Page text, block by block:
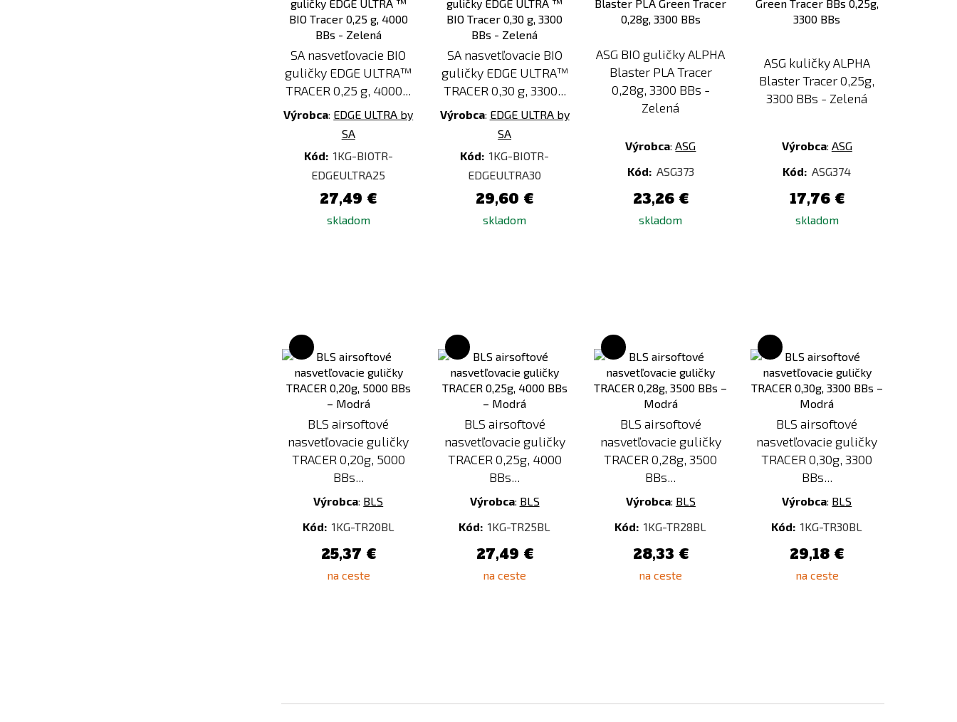
SA nasvetľovacie BIO
guličky EDGE ULTRA™
TRACER 0,25 g, 4000...
Výrobca: EDGE ULTRA by
SA
Kód: 1KG-BIOTR-
EDGEULTRA25
27,49 €
skladom
porovnaniu
SA nasvetľovacie BIO
guličky EDGE ULTRA™
TRACER 0,30 g, 3300...
Výrobca: EDGE ULTRA by
SA
Kód: 1KG-BIOTR-
EDGEULTRA30
29,60 €
skladom
porovnaniu
ASG BIO guličky ALPHA
Blaster PLA Tracer
0,28g, 3300 BBs -
Zelená
Výrobca:ASG
Kód: ASG373
23,26 €
skladom
porovnaniu
ASG kuličky ALPHA
Blaster Tracer 0,25g,
3300 BBs - Zelená
Výrobca: ASG
Kód: ASG374
17,76 €
skladom
porovnaniu
BLS airsoftové
nasvetľovacie guličky
TRACER 0,20g, 5000
BBs...
Výrobca: BLS
Kód: 1KG-TR20BL
25,37 €
na ceste
porovnaniu
BLS airsoftové
nasvetľovacie guličky
TRACER 0,25g, 4000
BBs...
Výrobca: BLS
Kód: 1KG-TR25BL
27,49 €
na ceste
porovnaniu
BLS airsoftové
nasvetľovacie guličky
TRACER 0,28g, 3500
BBs...
Výrobca: BLS
Kód: 1KG-TR28BL
28,33 €
na ceste
porovnaniu
BLS airsoftové
nasvetľovacie guličky
TRACER 0,30g, 3300
BBs...
Výrobca: BLS
Kód: 1KG-TR30BL
29,18 €
na ceste